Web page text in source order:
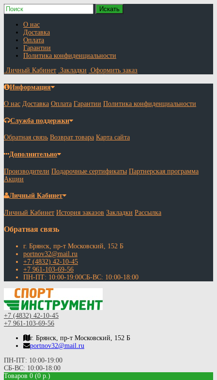
О нас
Доставка
Оплата
Гарантии
Политика конфиденциальности
Личный Кабинет Закладки Оформить заказ
Информация
О нас Доставка Оплата Гарантии Политика конфиденциальности
Служба поддержки
Обратная связь Возврат товара Карта сайта
Дополнительно
Производители Подарочные сертификаты Партнерская программа
Акции
Личный Кабинет
Личный Кабинет История заказов Закладки Рассылка
Обратная связь
г. Брянск, пр-т Московский, 152 Б
portnov32@mail.ru
+7 (4832) 42-10-45
+7 961-103-69-56
ПН-ПТ: 10:00-19:00СБ-ВС: 10:00-18:00
+7 (4832) 42-10-45
+7 961-103-69-56
г. Брянск, пр-т Московский, 152 Б
portnov32@mail.ru
ПН-ПТ: 10:00-19:00
СБ-ВС: 10:00-18:00
Товаров 0 (0 р.)